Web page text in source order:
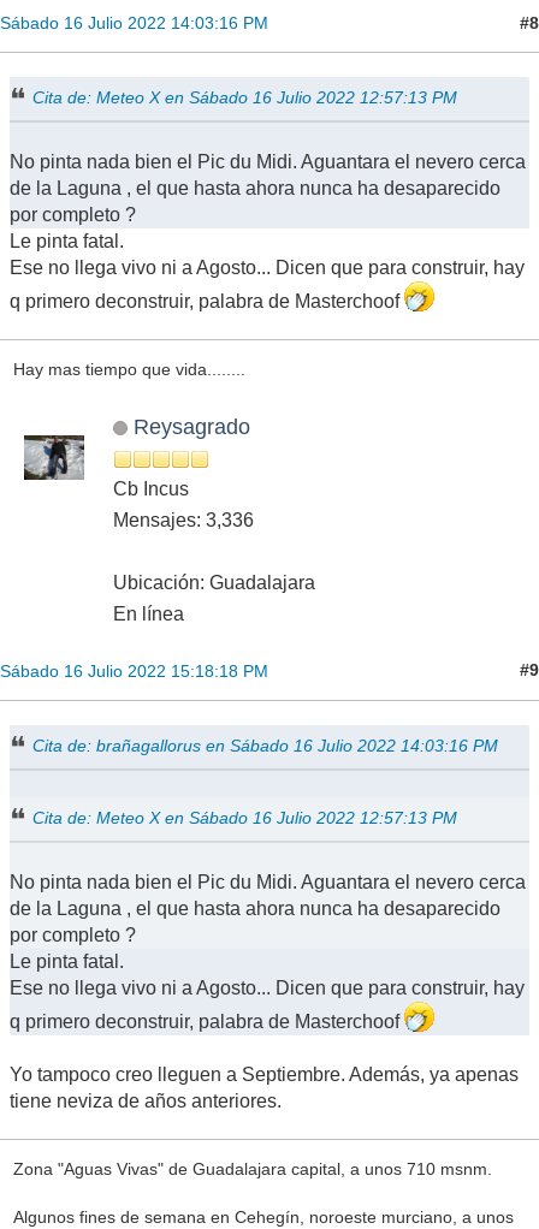
Sábado 16 Julio 2022 14:03:16 PM #8
Cita de: Meteo X en Sábado 16 Julio 2022 12:57:13 PM
No pinta nada bien el Pic du Midi. Aguantara el nevero cerca
de la Laguna , el que hasta ahora nunca ha desaparecido
por completo ?
Le pinta fatal.
Ese no llega vivo ni a Agosto... Dicen que para construir, hay
q primero deconstruir, palabra de Masterchoof
Hay mas tiempo que vida........
Reysagrado
Cb Incus
Mensajes: 3,336
Ubicación: Guadalajara
En línea
Sábado 16 Julio 2022 15:18:18 PM #9
Cita de: brañagallorus en Sábado 16 Julio 2022 14:03:16 PM
Cita de: Meteo X en Sábado 16 Julio 2022 12:57:13 PM
No pinta nada bien el Pic du Midi. Aguantara el nevero cerca
de la Laguna , el que hasta ahora nunca ha desaparecido
por completo ?
Le pinta fatal.
Ese no llega vivo ni a Agosto... Dicen que para construir, hay
q primero deconstruir, palabra de Masterchoof
Yo tampoco creo lleguen a Septiembre. Además, ya apenas
tiene neviza de años anteriores.
Zona "Aguas Vivas" de Guadalajara capital, a unos 710 msnm.
Algunos fines de semana en Cehegín, noroeste murciano, a unos